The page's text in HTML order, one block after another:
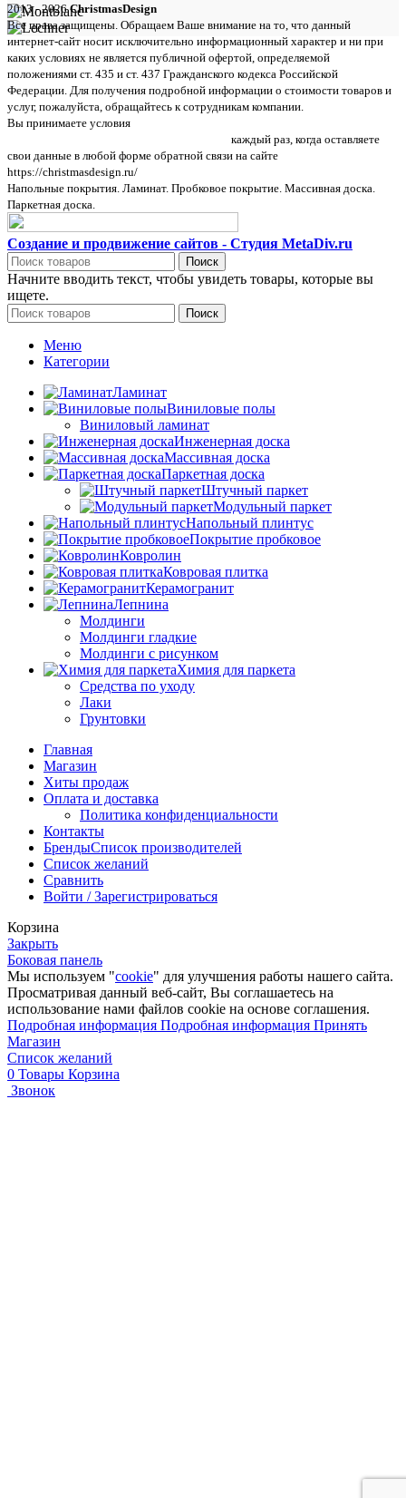
2013 - 2026ChristmasDesign
Все права защищены. Обращаем Ваше внимание на то, что данный
интернет-сайт носит исключительно информационный характер и ни при
каких условиях не является публичной офертой, определяемой
положениями ст. 435 и ст. 437 Гражданского кодекса Российской
Федерации. Для получения подробной информации о стоимости товаров и
услуг, пожалуйста, обращайтесь к сотрудникам компании.
Вы принимаете условия
каждый раз, когда оставляете
свои данные в любой форме обратной связи на сайте
https://christmasdesign.ru/
Напольные покрытия. Ламинат. Пробковое покрытие. Массивная доска.
Паркетная доска.
Создание и продвижение сайтов - Студия MetaDiv.ru
Поиск
Начните вводить текст, чтобы увидеть товары, которые вы
ищете.
Поиск
Меню
Категории
Ламинат
Виниловые полы
Виниловый ламинат
Инженерная доска
Массивная доска
Паркетная доска
Штучный паркет
Модульный паркет
Напольный плинтус
Покрытие пробковое
Ковролин
Ковровая плитка
Керамогранит
Лепнина
Молдинги
Молдинги гладкие
Молдинги с рисунком
Химия для паркета
Средства по уходу
Лаки
Грунтовки
Главная
Магазин
Хиты продаж
Оплата и доставка
Политика конфиденциальности
Контакты
БрендыСписок производителей
Список желаний
Сравнить
Войти / Зарегистрироваться
Корзина
Закрыть
Боковая панель
Мы используем "cookie" для улучшения работы нашего сайта.
Просматривая данный веб-сайт, Вы соглашаетесь на
использование нами файлов cookie на основе соглашения.
Подробная информация Подробная информация Принять
Магазин
Список желаний
0 Товары Корзина
Звонок